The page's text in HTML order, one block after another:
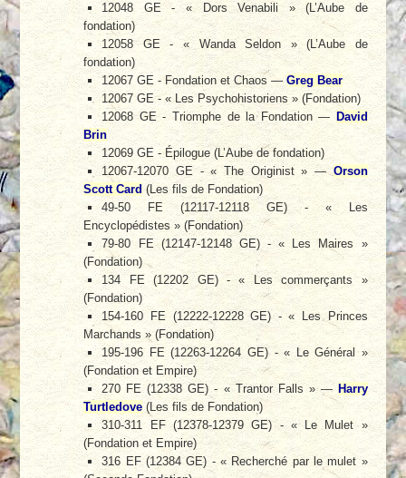
12048 GE - « Dors Venabili » (L’Aube de
fondation)
12058 GE - « Wanda Seldon » (L’Aube de
fondation)
12067 GE - Fondation et Chaos —Greg Bear
12067 GE - « Les Psychohistoriens » (Fondation)
12068 GE - Triomphe de la Fondation — David
Brin
12069 GE - Épilogue (L’Aube de fondation)
12067-12070 GE - « The Originist » —Orson
Scott Card (Les fils de Fondation)
49-50 FE (12117-12118 GE) - « Les
Encyclopédistes » (Fondation)
79-80 FE (12147-12148 GE) - « Les Maires »
(Fondation)
134 FE (12202 GE) - « Les commerçants »
(Fondation)
154-160 FE (12222-12228 GE) - « Les Princes
Marchands » (Fondation)
195-196 FE (12263-12264 GE) - « Le Général »
(Fondation et Empire)
270 FE (12338 GE) - « Trantor Falls » — Harry
Turtledove (Les fils de Fondation)
310-311 EF (12378-12379 GE) - « Le Mulet »
(Fondation et Empire)
316 EF (12384 GE) - « Recherché par le mulet »